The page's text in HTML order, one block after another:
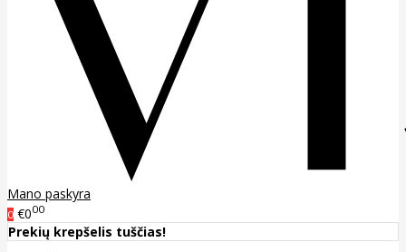
Mano paskyra
0 €000
Prekių krepšelis tuščias!